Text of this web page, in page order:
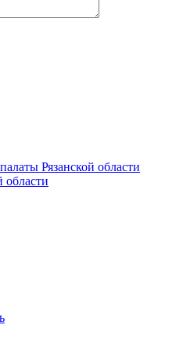
Рязанской области